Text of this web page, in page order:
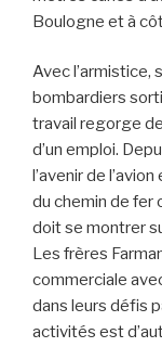
Boulogne et à
Avec l’armistice,
bombardiers
travail regorge
d’un emploi.
l’avenir de
du chemin de fer
doit se montrer
Les frères
commerciale
dans leurs défis
activités est